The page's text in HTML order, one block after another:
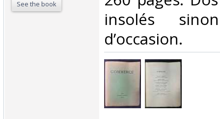
See the book
insolés
d’occasion.‎